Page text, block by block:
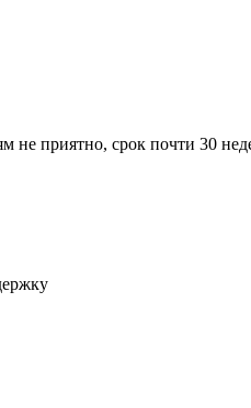
приятно, срок почти 30